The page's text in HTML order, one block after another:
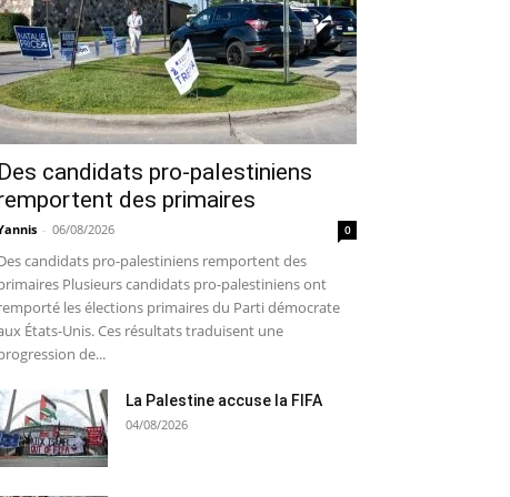
Des candidats pro-palestiniens
des primaires
- 06/08/2026 0
candidats pro-palestiniens remportent des
Plusieurs candidats pro-palestiniens ont
les élections primaires du Parti démocrate
États-Unis. Ces résultats traduisent une
de...
La Palestine accuse la FIFA
04/08/2026